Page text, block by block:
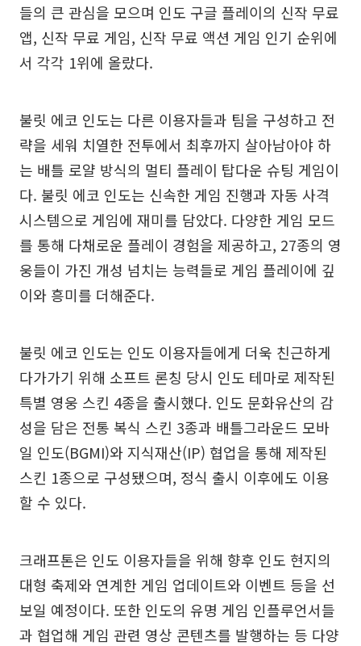
들의 큰 관심을 모으며 인도 구글 플레이의 신작 무료
앱, 신작 무료 게임, 신작 무료 액션 게임 인기 순위에
서 각각 1위에 올랐다.
불릿 에코 인도는 다른 이용자들과 팀을 구성하고 전
략을 세워 치열한 전투에서 최후까지 살아남아야 하
는 배틀 로얄 방식의 멀티 플레이 탑다운 슈팅 게임이
다. 불릿 에코 인도는 신속한 게임 진행과 자동 사격
시스템으로 게임에 재미를 담았다. 다양한 게임 모드
를 통해 다채로운 플레이 경험을 제공하고, 27종의 영
웅들이 가진 개성 넘치는 능력들로 게임 플레이에 깊
이와 흥미를 더해준다.
불릿 에코 인도는 인도 이용자들에게 더욱 친근하게
다가가기 위해 소프트 론칭 당시 인도 테마로 제작된
특별 영웅 스킨 4종을 출시했다. 인도 문화유산의 감
성을 담은 전통 복식 스킨 3종과 배틀그라운드 모바
일 인도(BGMI)와 지식재산(IP) 협업을 통해 제작된
스킨 1종으로 구성됐으며, 정식 출시 이후에도 이용
할 수 있다.
크래프톤은 인도 이용자들을 위해 향후 인도 현지의
대형 축제와 연계한 게임 업데이트와 이벤트 등을 선
보일 예정이다. 또한 인도의 유명 게임 인플루언서들
과 협업해 게임 관련 영상 콘텐츠를 발행하는 등 다양